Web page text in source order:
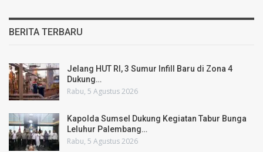
BERITA TERBARU
Jelang HUT RI, 3 Sumur Infill Baru di Zona 4
Dukung…
Rabu, 5 Agustus 2026
Kapolda Sumsel Dukung Kegiatan Tabur Bunga
Leluhur Palembang…
Rabu, 5 Agustus 2026